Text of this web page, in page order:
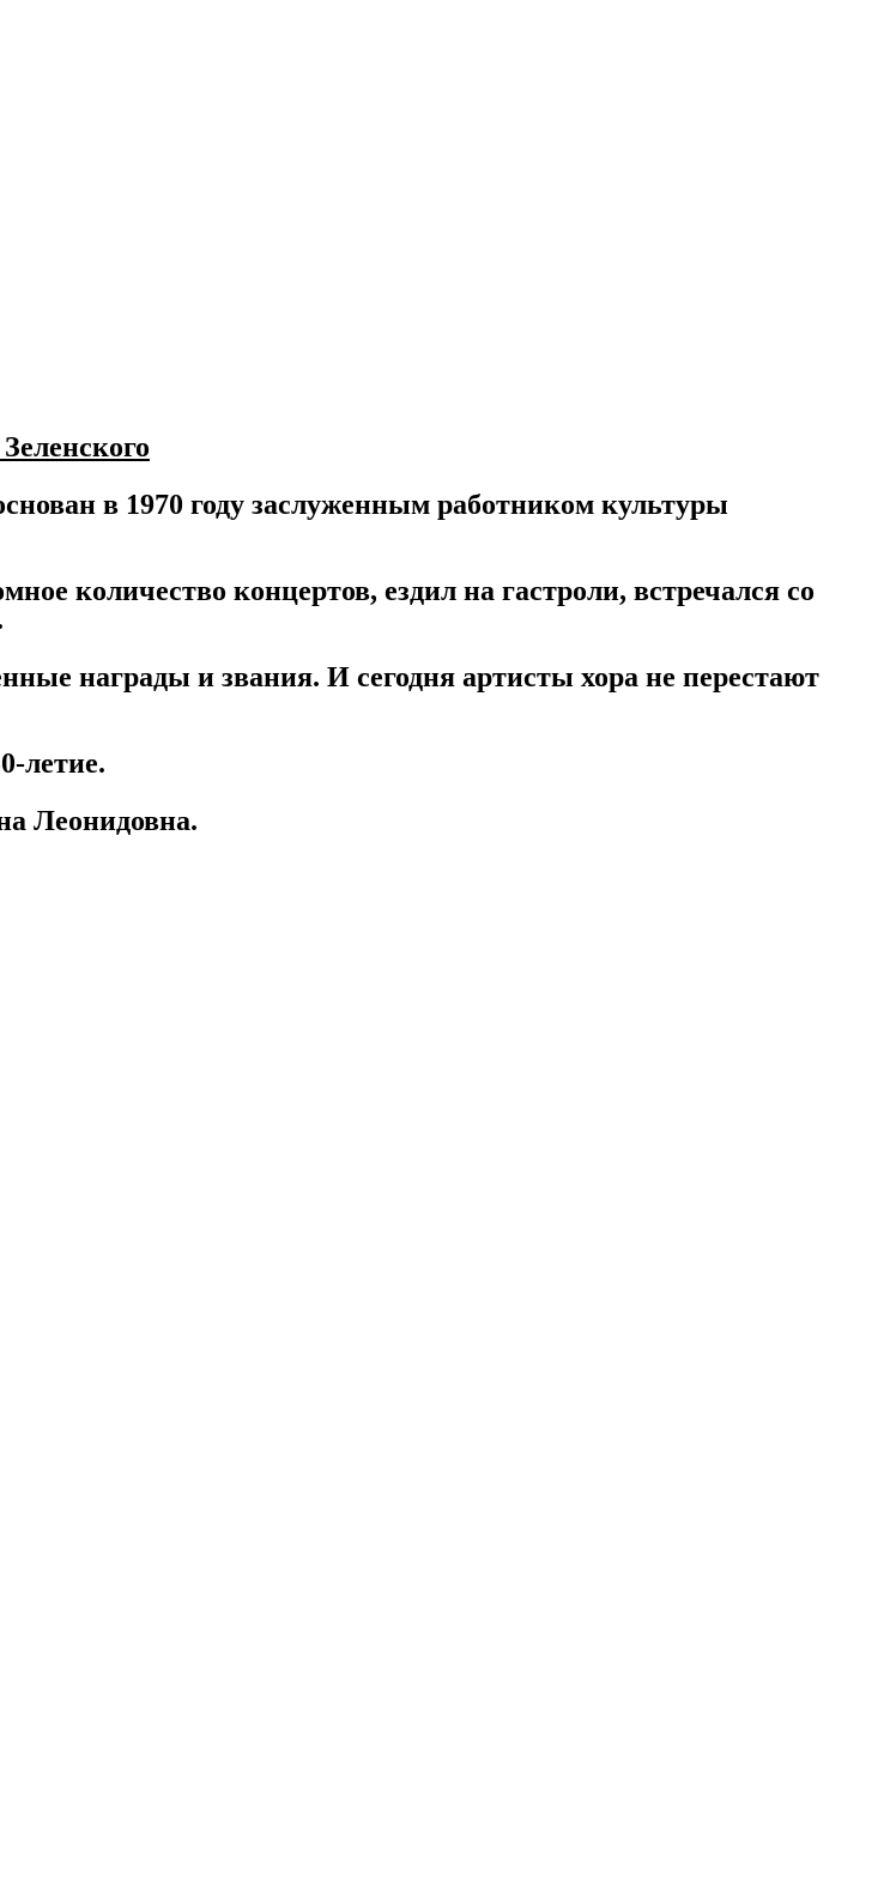
в 1970 году заслуженным работником культуры
количество концертов, ездил на гастроли, встречался со
награды и звания. И сегодня артисты хора не перестают
летие.
Леонидовна.